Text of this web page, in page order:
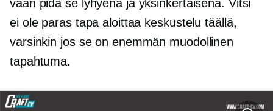
vaan pidä se lyhyenä ja yksinkertaisena. Vitsi
ei ole paras tapa aloittaa keskustelu täällä,
varsinkin jos se on enemmän muodollinen
tapahtuma.